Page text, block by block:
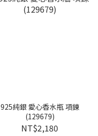
925純銀 愛心香水瓶 項鍊
(129679)
NT$2,180